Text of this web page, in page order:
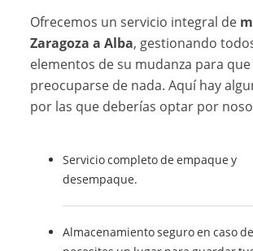
Ofrecemos un servicio integral de
Zaragoza a Alba, gestionando
elementos de su mudanza para
preocuparse de nada. Aquí hay
por las que deberías optar por
Servicio completo de empaque y
desempaque.
Almacenamiento seguro en caso